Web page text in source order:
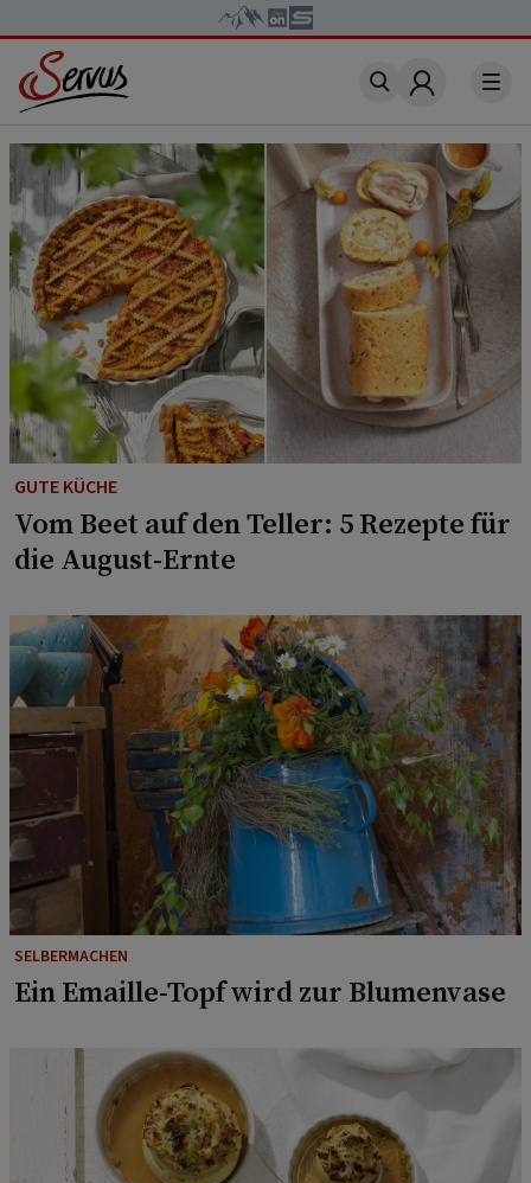
Account
GUTE KÜCHE
Vom Beet auf den Teller: 5 Rezepte für
die August-Ernte
SELBERMACHEN
Ein Emaille-Topf wird zur Blumenvase